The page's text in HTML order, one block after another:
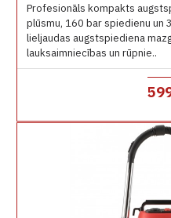
Profesionāls kompakts
plūsmu, 160 bar spiedienu un
lieljaudas augstspiediena
lauksaimniecības un rūpnie..